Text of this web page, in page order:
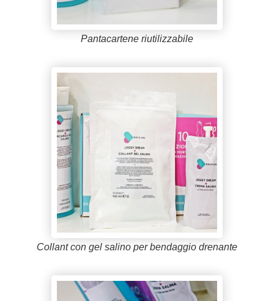
Pantacartene riutilizzabile
Collant con gel salino per bendaggio drenante